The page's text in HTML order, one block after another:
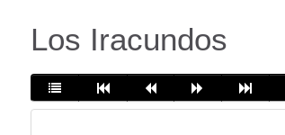
Los Iracundos